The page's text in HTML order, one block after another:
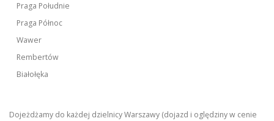
Praga Południe
Praga Północ
Wawer
Rembertów
Białołęka
Dojeżdżamy do każdej dzielnicy Warszawy (dojazd i oględziny w cenie